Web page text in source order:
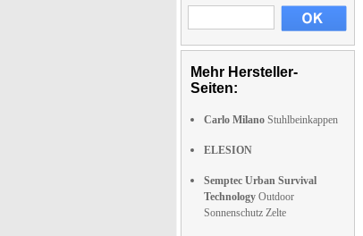
Mehr Hersteller-
Seiten:
Carlo Milano Stuhlbeinkappen
ELESION
Semptec Urban Survival
Technology Outdoor
Sonnenschutz Zelte